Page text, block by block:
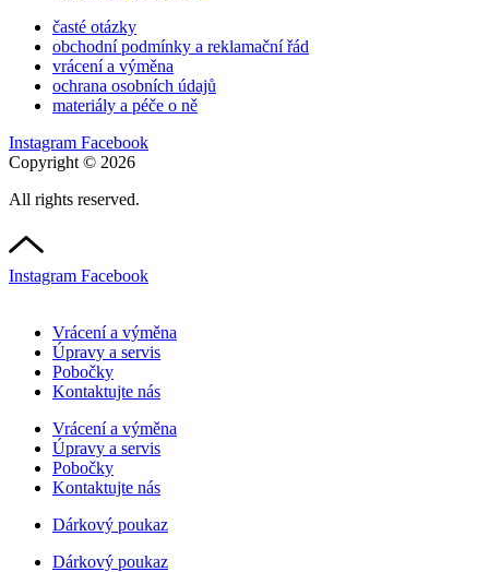
časté otázky
obchodní podmínky a reklamační řád
vrácení a výměna
ochrana osobních údajů
materiály a péče o ně
Instagram Facebook
Copyright © 2026
All rights reserved.
Instagram Facebook
Vrácení a výměna
Úpravy a servis
Pobočky
Kontaktujte nás
Vrácení a výměna
Úpravy a servis
Pobočky
Kontaktujte nás
Dárkový poukaz
Dárkový poukaz